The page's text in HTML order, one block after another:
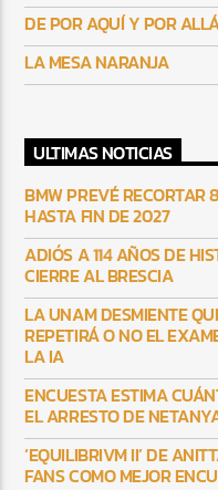
DE POR AQUÍ Y POR
LA MESA NARANJA
ULTIMAS NOTICIAS
BMW PREVÉ
HASTA FIN DE 2027
ADIÓS A 114 AÑOS DE
CIERRE AL BRESCIA
LA UNAM DESMIENTE
REPETIRÁ O NO EL
LA IA
ENCUESTA ESTIMA
EL ARRESTO DE
‘EQUILIBRIVM II’ DE
FANS COMO MEJOR